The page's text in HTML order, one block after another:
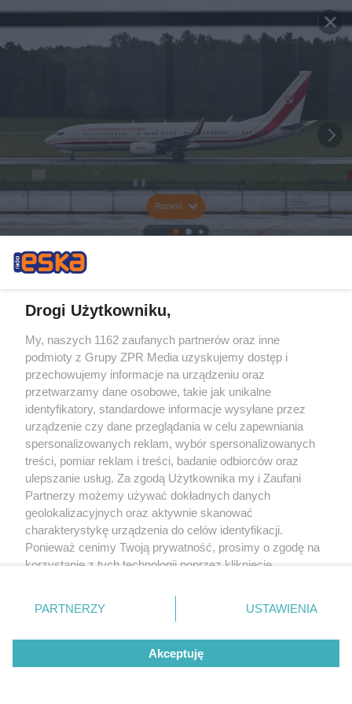
Rozwiń
Drogi Użytkowniku,
My, naszych 1162 zaufanych partnerów oraz inne
podmioty z Grupy ZPR Media uzyskujemy dostęp i
przechowujemy informacje na urządzeniu oraz
przetwarzamy dane osobowe, takie jak unikalne
identyfikatory, standardowe informacje wysyłane przez
urządzenie czy dane przeglądania w celu zapewniania
spersonalizowanych reklam, wybór spersonalizowanych
treści, pomiar reklam i treści, badanie odbiorców oraz
ulepszanie usług. Za zgodą Użytkownika my i Zaufani
Partnerzy możemy używać dokładnych danych
geolokalizacyjnych oraz aktywnie skanować
charakterystykę urządzenia do celów identyfikacji.
Ponieważ cenimy Twoją prywatność, prosimy o zgodę na
korzystanie z tych technologii poprzez kliknięcie
zmienić/wycofać klikając przycisk ustawień prywatności
znajdujący się w lewym dolnym rogu strony
rodzaje przetwarzania danych nie wymagają zgody
użytkownika, ale masz prawo sprzeciwić się takiemu
przetwarzaniu. Preferencje będą miały zastosowanie tylko
PARTNERZY USTAWIENIA
Akceptuję